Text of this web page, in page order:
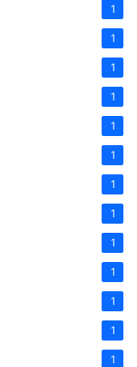
1
1
1
1
1
1
1
1
1
1
1
1
1